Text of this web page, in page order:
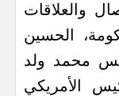
والعلاقات
الحسين
محمد ولد
الأمريكي